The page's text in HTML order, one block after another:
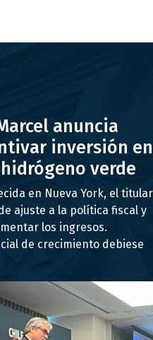
anuncia
inversión en
verde
en Nueva York, el titular
ajuste a la política fiscal y
los ingresos.
de crecimiento debiese